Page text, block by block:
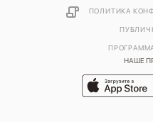
НАШЕ
ПОЛИТИКА